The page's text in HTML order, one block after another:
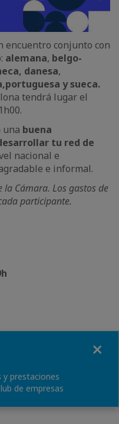
encuentro conjunto con
alemana, belgo-
danesa,
portuguesa y sueca.
tendrá lugar el
una buena
tu red de
nacional e
e informal.
Cámara. Los gastos de
participante.
y prestaciones
de empresas